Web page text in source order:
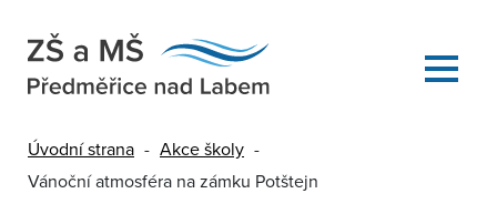
Úvodní strana - Akce školy -
Vánoční atmosféra na zámku Potštejn